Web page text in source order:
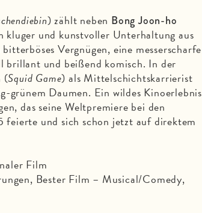
) zählt neben Bong Joon-ho
kluger und kunstvoller Unterhaltung aus
Vergnügen, eine messerscharfe
brillant und beißend komisch. In der
(Squid Game) als Mittelschichtskarrierist
grünem Daumen. Ein wildes Kinoerlebnis
das seine Weltpremiere bei den
feierte und sich schon jetzt auf direktem
Film
Bester Film – Musical/Comedy,